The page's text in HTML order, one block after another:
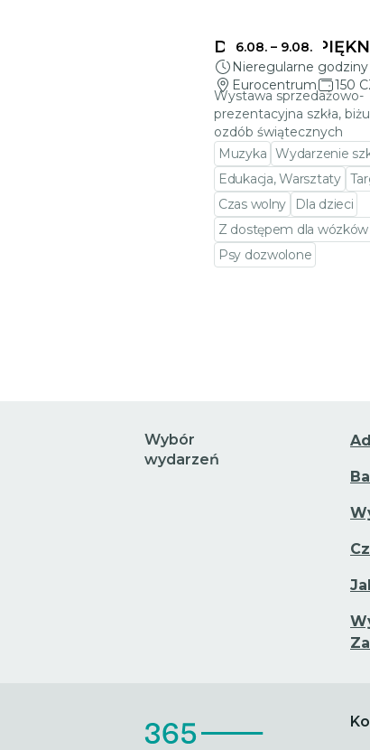
6.08. – 9.08.
DELIKATNE
Nieregularne
Eurocentrum
150
Wystawa sprzedażowo-
prezentacyjna szkła,
ozdób świątecznych
Muzyka Wydarzenie
Edukacja, Warsztaty
Czas wolny
Dla dzieci
Z dostępem dla
Psy dozwolone
Wybór
wydarzeń